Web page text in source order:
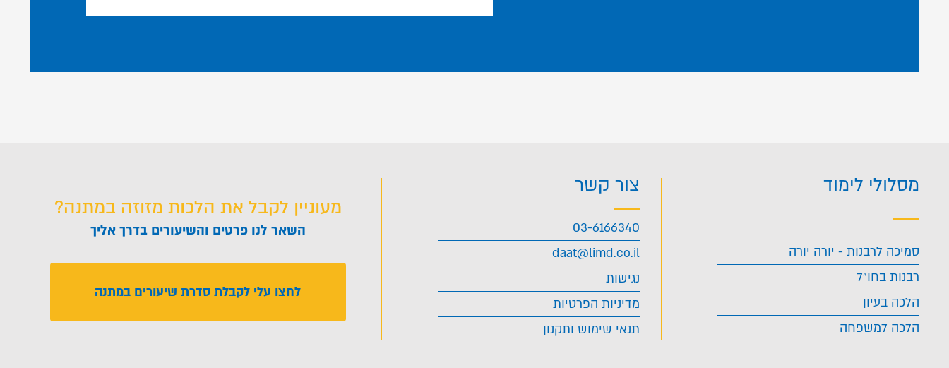
מסלולי לימוד
סמיכה לרבנות - יורה יורה
רבנות בחו"ל
הלכה בעיון
הלכה למשפחה
צור קשר
03-6166340
daat@limd.co.il
נגישות
מדיניות הפרטיות
תנאי שימוש ותקנון
מעוניין לקבל את הלכות מזוזה במתנה?
השאר לנו פרטים והשיעורים בדרך אליך
לחצו עלי לקבלת סדרת שיעורים במתנה